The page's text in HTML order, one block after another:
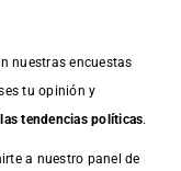
nuestras encuestas
tu opinión y
tendencias políticas.
a nuestro panel de